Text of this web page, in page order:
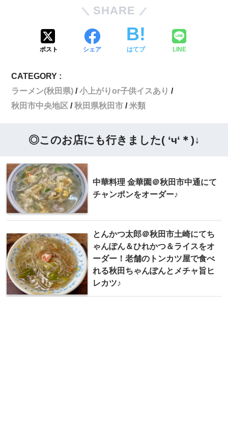
SHARE
ポスト シェア はてブ LINE
CATEGORY :
ラーメン(秋田県)
小上がりor子供イスあり
秋田市中央地区
秋田県秋田市 米類
◎このお店にも行きました( ‘ч‘＊)↓
中華料理 金華園＠秋田市中通にて
チャンポンをオーダー♪
とんかつ太郎＠秋田市土崎にてち
ゃんぽん＆ひれかつ＆ライスをオ
ーダー！老舗のトンカツ屋で食べ
れる秋田ちゃんぽんとメチャ旨ヒ
レカツ♪